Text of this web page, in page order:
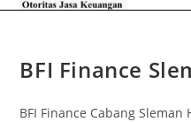
BFI Finance
BFI Finance Cabang Sleman